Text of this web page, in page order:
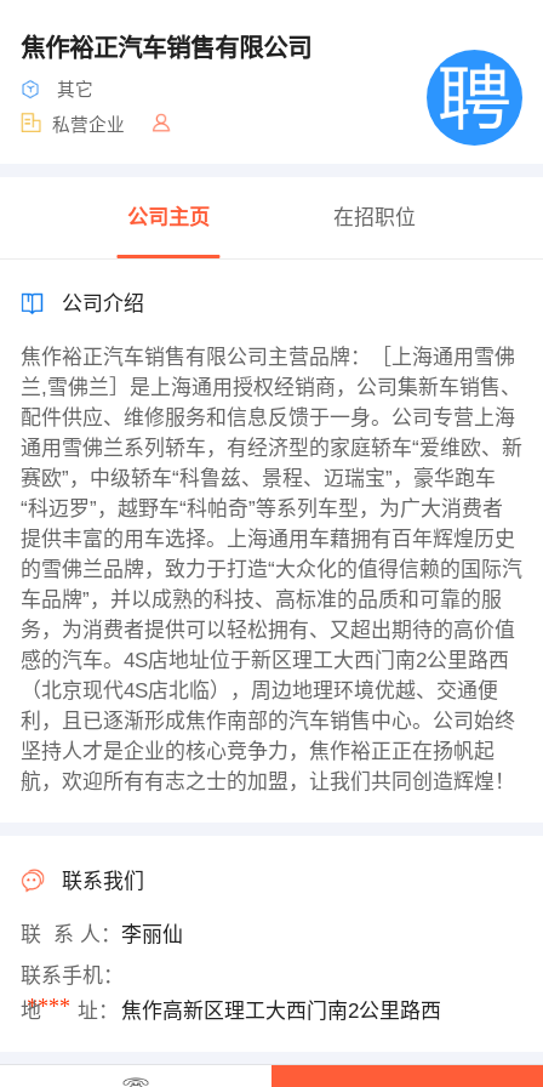
焦作裕正汽车销售有限公司
其它
私营企业
公司主页 在招职位
公司介绍
焦作裕正汽车销售有限公司主营品牌：［上海通用雪佛
兰,雪佛兰］是上海通用授权经销商，公司集新车销售、
配件供应、维修服务和信息反馈于一身。公司专营上海
通用雪佛兰系列轿车，有经济型的家庭轿车“爱维欧、新
赛欧”，中级轿车“科鲁兹、景程、迈瑞宝”，豪华跑车
“科迈罗”，越野车“科帕奇”等系列车型，为广大消费者
提供丰富的用车选择。上海通用车藉拥有百年辉煌历史
的雪佛兰品牌，致力于打造“大众化的值得信赖的国际汽
车品牌”，并以成熟的科技、高标准的品质和可靠的服
务，为消费者提供可以轻松拥有、又超出期待的高价值
感的汽车。4S店地址位于新区理工大西门南2公里路西
（北京现代4S店北临），周边地理环境优越、交通便
利，且已逐渐形成焦作南部的汽车销售中心。公司始终
坚持人才是企业的核心竞争力，焦作裕正正在扬帆起
航，欢迎所有有志之士的加盟，让我们共同创造辉煌！
联系我们
联 系 人： 李丽仙
联系手机：
****
地 址： 焦作高新区理工大西门南2公里路西